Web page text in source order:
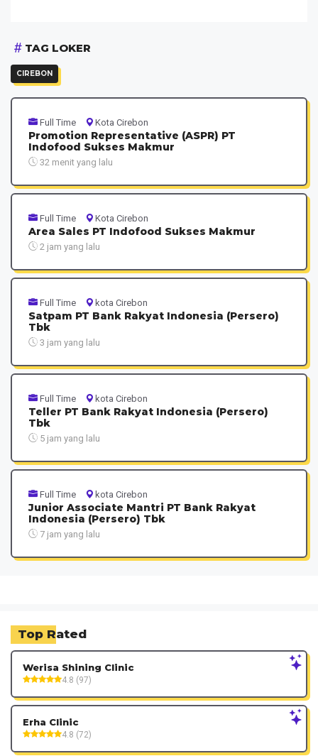
TAG LOKER
CIREBON
Full Time Kota Cirebon
Promotion Representative (ASPR) PT
Indofood Sukses Makmur
32 menit yang lalu
Full Time Kota Cirebon
Area Sales PT Indofood Sukses Makmur
2 jam yang lalu
Full Time kota Cirebon
Satpam PT Bank Rakyat Indonesia (Persero)
Tbk
3 jam yang lalu
Full Time kota Cirebon
Teller PT Bank Rakyat Indonesia (Persero)
Tbk
5 jam yang lalu
Full Time kota Cirebon
Junior Associate Mantri PT Bank Rakyat
Indonesia (Persero) Tbk
7 jam yang lalu
Top Rated
Werisa Shining Clinic
4.8 (97)
Erha Clinic
4.8 (72)